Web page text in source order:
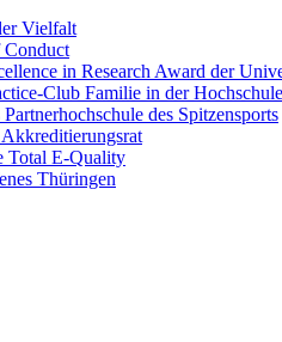
Vielfalt
Conduct
in Research Award der
Club Familie in der Hochschule
des Spitzensports
Total E-Quality
Thüringen